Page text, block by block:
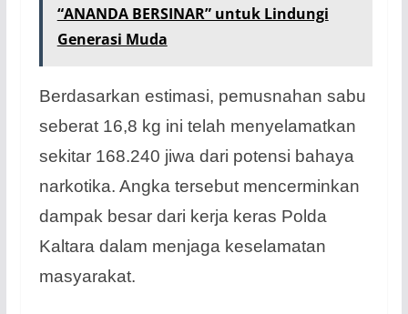
“ANANDA BERSINAR” untuk Lindungi
Generasi Muda
Berdasarkan estimasi, pemusnahan sabu
seberat 16,8 kg ini telah menyelamatkan
sekitar 168.240 jiwa dari potensi bahaya
narkotika. Angka tersebut mencerminkan
dampak besar dari kerja keras Polda
Kaltara dalam menjaga keselamatan
masyarakat.